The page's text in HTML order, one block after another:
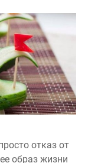
отказ от
образ жизни